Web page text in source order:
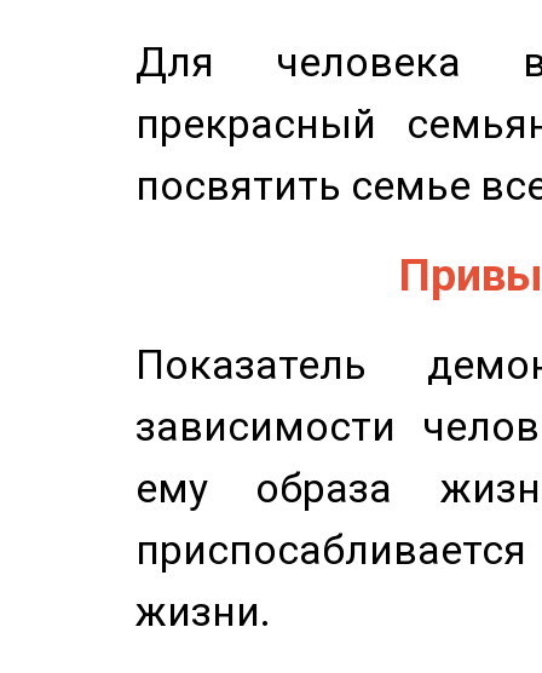
Для человека
прекрасный
посвятить семье
Показатель
зависимости
ему образа
жизни.